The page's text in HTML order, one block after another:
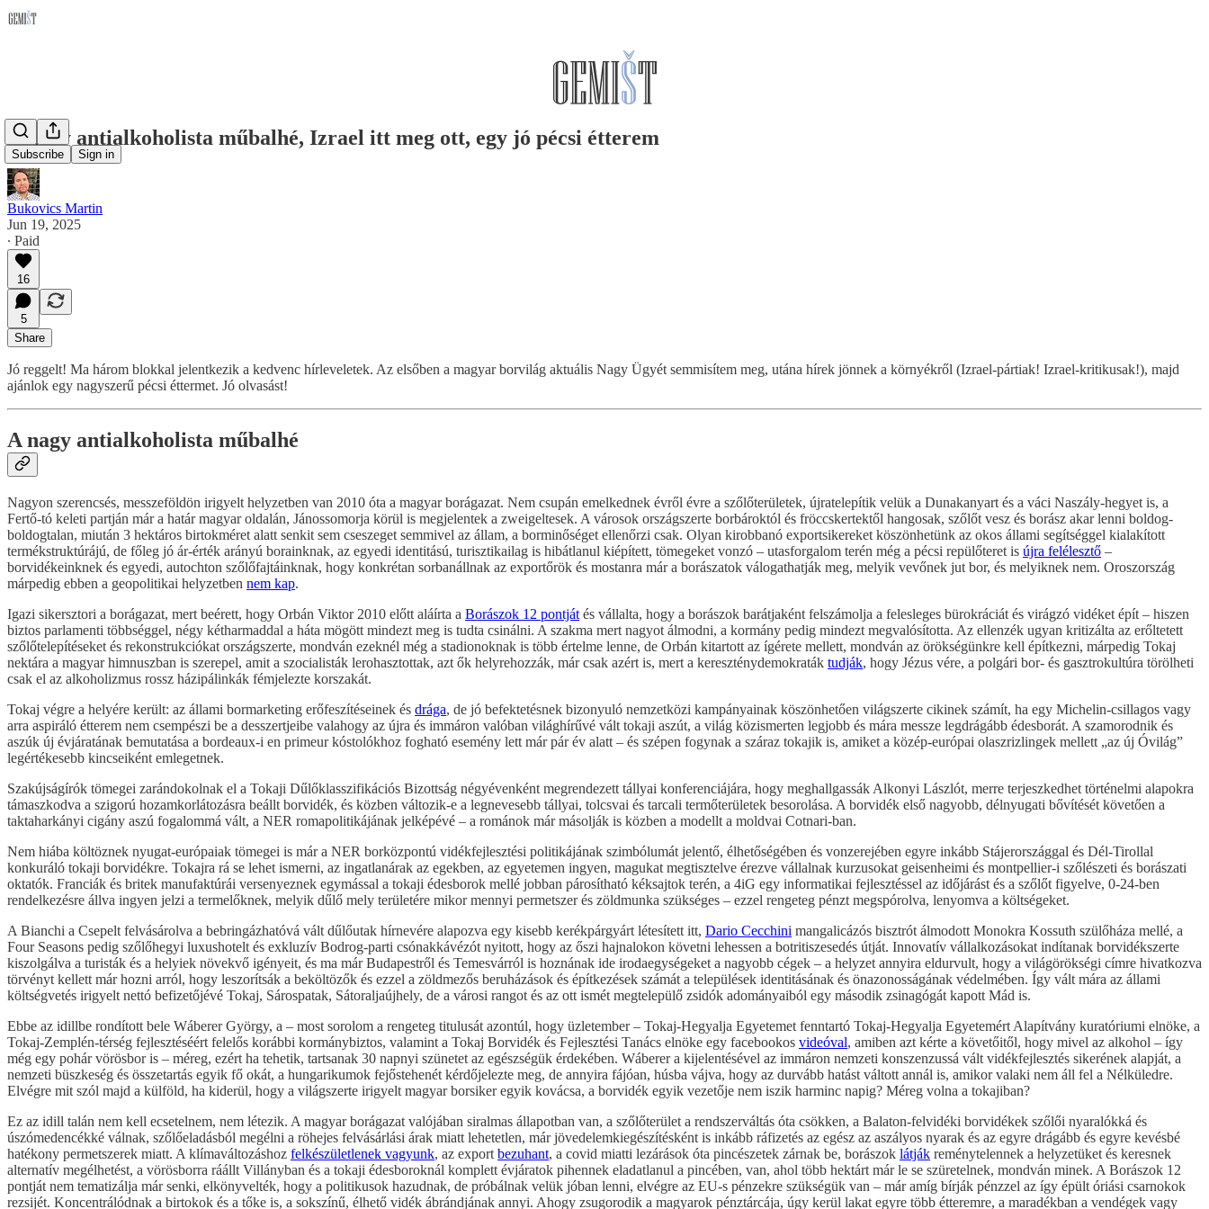
Subscribe Sign in
A nagy antialkoholista műbalhé, Izrael itt meg ott, egy jó pécsi étterem
Bukovics Martin
Jun 19, 2025
∙ Paid
16
5
Share
Jó reggelt! Ma három blokkal jelentkezik a kedvenc hírleveletek. Az elsőben a magyar borvilág aktuális Nagy Ügyét semmisítem meg, utána hírek jönnek a környékről (Izrael-pártiak! Izrael-kritikusak!), majd
ajánlok egy nagyszerű pécsi éttermet. Jó olvasást!
A nagy antialkoholista műbalhé
Nagyon szerencsés, messzeföldön irigyelt helyzetben van 2010 óta a magyar borágazat. Nem csupán emelkednek évről évre a szőlőterületek, újratelepítik velük a Dunakanyart és a váci Naszály-hegyet is, a
Fertő-tó keleti partján már a határ magyar oldalán, Jánossomorja körül is megjelentek a zweigeltesek. A városok országszerte borbároktól és fröccskertektől hangosak, szőlőt vesz és borász akar lenni boldog-
boldogtalan, miután 3 hektáros birtokméret alatt senkit sem cseszeget semmivel az állam, a borminőséget ellenőrzi csak. Olyan kirobbanó exportsikereket köszönhetünk az okos állami segítséggel kialakított
termékstruktúrájú, de főleg jó ár-érték arányú borainknak, az egyedi identitású, turisztikailag is hibátlanul kiépített, tömegeket vonzó – utasforgalom terén még a pécsi repülőteret is újra felélesztő –
borvidékeinknek és egyedi, autochton szőlőfajtáinknak, hogy konkrétan sorbanállnak az exportőrök és mostanra már a borászatok válogathatják meg, melyik vevőnek jut bor, és melyiknek nem. Oroszország
márpedig ebben a geopolitikai helyzetben nem kap.
Igazi sikersztori a borágazat, mert beérett, hogy Orbán Viktor 2010 előtt aláírta a Borászok 12 pontját és vállalta, hogy a borászok barátjaként felszámolja a felesleges bürokráciát és virágzó vidéket épít – hiszen
biztos parlamenti többséggel, négy kétharmaddal a háta mögött mindezt meg is tudta csinálni. A szakma mert nagyot álmodni, a kormány pedig mindezt megvalósította. Az ellenzék ugyan kritizálta az erőltetett
szőlőtelepítéseket és rekonstrukciókat országszerte, mondván ezeknél még a stadionoknak is több értelme lenne, de Orbán kitartott az ígérete mellett, mondván az örökségünkre kell építkezni, márpedig Tokaj
nektára a magyar himnuszban is szerepel, amit a szocialisták lerohasztottak, azt ők helyrehozzák, már csak azért is, mert a kereszténydemokraták tudják, hogy Jézus vére, a polgári bor- és gasztrokultúra törölheti
csak el az alkoholizmus rossz házipálinkák fémjelezte korszakát.
Tokaj végre a helyére került: az állami bormarketing erőfeszítéseinek és drága, de jó befektetésnek bizonyuló nemzetközi kampányainak köszönhetően világszerte cikinek számít, ha egy Michelin-csillagos vagy
arra aspiráló étterem nem csempészi be a desszertjeibe valahogy az újra és immáron valóban világhírűvé vált tokaji aszút, a világ közismerten legjobb és mára messze legdrágább édesborát. A szamorodnik és
aszúk új évjáratának bemutatása a bordeaux-i en primeur kóstolókhoz fogható esemény lett már pár év alatt – és szépen fogynak a száraz tokajik is, amiket a közép-európai olaszrizlingek mellett „az új Óvilág”
legértékesebb kincseiként emlegetnek.
Szakújságírók tömegei zarándokolnak el a Tokaji Dűlőklasszifikációs Bizottság négyévenként megrendezett tállyai konferenciájára, hogy meghallgassák Alkonyi Lászlót, merre terjeszkedhet történelmi alapokra
támaszkodva a szigorú hozamkorlátozásra beállt borvidék, és közben változik-e a legnevesebb tállyai, tolcsvai és tarcali termőterületek besorolása. A borvidék első nagyobb, délnyugati bővítését követően a
taktaharkányi cigány aszú fogalommá vált, a NER romapolitikájának jelképévé – a románok már másolják is közben a modellt a moldvai Cotnari-ban.
Nem hiába költöznek nyugat-európaiak tömegei is már a NER borközpontú vidékfejlesztési politikájának szimbólumát jelentő, élhetőségében és vonzerejében egyre inkább Stájerországgal és Dél-Tirollal
konkuráló tokaji borvidékre. Tokajra rá se lehet ismerni, az ingatlanárak az egekben, az egyetemen ingyen, magukat megtisztelve érezve vállalnak kurzusokat geisenheimi és montpellier-i szőlészeti és borászati
oktatók. Franciák és britek manufaktúrái versenyeznek egymással a tokaji édesborok mellé jobban párosítható kéksajtok terén, a 4iG egy informatikai fejlesztéssel az időjárást és a szőlőt figyelve, 0-24-ben
rendelkezésre állva ingyen jelzi a termelőknek, melyik dűlő mely területére mikor mennyi permetszer és zöldmunka szükséges – ezzel rengeteg pénzt megspórolva, lenyomva a költségeket.
A Bianchi a Csepelt felvásárolva a bebringázhatóvá vált dűlőutak hírnevére alapozva egy kisebb kerékpárgyárt létesített itt, Dario Cecchini mangalicázós bisztrót álmodott Monokra Kossuth szülőháza mellé, a
Four Seasons pedig szőlőhegyi luxushotelt és exkluzív Bodrog-parti csónakkávézót nyitott, hogy az őszi hajnalokon követni lehessen a botritiszesedés útját. Innovatív vállalkozásokat indítanak borvidékszerte
kiszolgálva a turisták és a helyiek növekvő igényeit, és ma már Budapestről és Temesvárról is hoznának ide irodaegységeket a nagyobb cégek – a helyzet annyira eldurvult, hogy a világörökségi címre hivatkozva
törvényt kellett már hozni arról, hogy leszorítsák a beköltözők és ezzel a zöldmezős beruházások és építkezések számát a települések identitásának és önazonosságának védelmében. Így vált mára az állami
költségvetés irigyelt nettó befizetőjévé Tokaj, Sárospatak, Sátoraljaújhely, de a városi rangot és az ott ismét megtelepülő zsidók adományaiból egy második zsinagógát kapott Mád is.
Ebbe az idillbe rondított bele Wáberer György, a – most sorolom a rengeteg titulusát azontúl, hogy üzletember – Tokaj-Hegyalja Egyetemet fenntartó Tokaj-Hegyalja Egyetemért Alapítvány kuratóriumi elnöke, a
Tokaj-Zemplén-térség fejlesztéséért felelős korábbi kormánybiztos, valamint a Tokaj Borvidék és Fejlesztési Tanács elnöke egy facebookos videóval, amiben azt kérte a követőitől, hogy mivel az alkohol – így
még egy pohár vörösbor is – méreg, ezért ha tehetik, tartsanak 30 napnyi szünetet az egészségük érdekében. Wáberer a kijelentésével az immáron nemzeti konszenzussá vált vidékfejlesztés sikerének alapját, a
nemzeti büszkeség és összetartás egyik fő okát, a hungarikumok fejőstehenét kérdőjelezte meg, de annyira fájóan, húsba vájva, hogy az durvább hatást váltott annál is, amikor valaki nem áll fel a Nélküledre.
Elvégre mit szól majd a külföld, ha kiderül, hogy a világszerte irigyelt magyar borsiker egyik kovácsa, a borvidék egyik vezetője nem iszik harminc napig? Méreg volna a tokajiban?
Ez az idill talán nem kell ecsetelnem, nem létezik. A magyar borágazat valójában siralmas állapotban van, a szőlőterület a rendszerváltás óta csökken, a Balaton-felvidéki borvidékek szőlői nyaralókká és
úszómedencékké válnak, szőlőeladásból megélni a röhejes felvásárlási árak miatt lehetetlen, már jövedelemkiegészítésként is inkább ráfizetés az egész az aszályos nyarak és az egyre drágább és egyre kevésbé
hatékony permetszerek miatt. A klímaváltozáshoz felkészületlenek vagyunk, az export bezuhant, a covid miatti lezárások óta pincészetek zárnak be, borászok látják reménytelennek a helyzetüket és keresnek
alternatív megélhetést, a vörösborra ráállt Villányban és a tokaji édesboroknál komplett évjáratok pihennek eladatlanul a pincében, van, ahol több hektárt már le se szüretelnek, mondván minek. A Borászok 12
pontját nem tematizálja már senki, elkönyvelték, hogy a politikusok hazudnak, de próbálnak velük jóban lenni, elvégre az EU-s pénzekre szükségük van – már amíg bírják pénzzel az így épült óriási csarnokok
rezsijét. Koncentrálódnak a birtokok és a tőke is, a sokszínű, élhető vidék ábrándjának annyi. Ahogy zsugorodik a magyarok pénztárcája, úgy kerül lakat egyre több étteremre, a maradékban a vendégek vagy